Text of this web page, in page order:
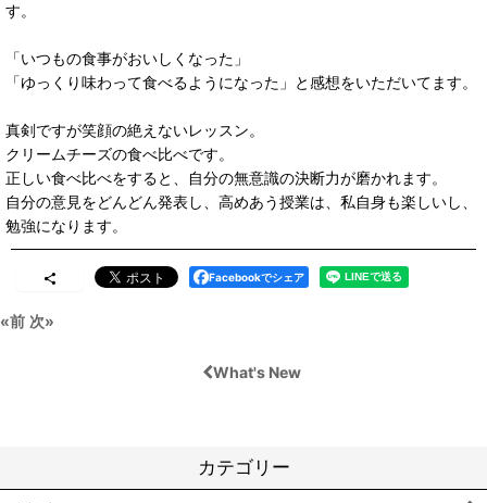
す。
「いつもの食事がおいしくなった」
「ゆっくり味わって食べるようになった」と感想をいただいてます。
真剣ですが笑顔の絶えないレッスン。
クリームチーズの食べ比べです。
正しい食べ比べをすると、自分の無意識の決断力が磨かれます。
自分の意見をどんどん発表し、高めあう授業は、私自身も楽しいし、
勉強になります。
Facebookでシェア
«前 次»
What's New
カテゴリー